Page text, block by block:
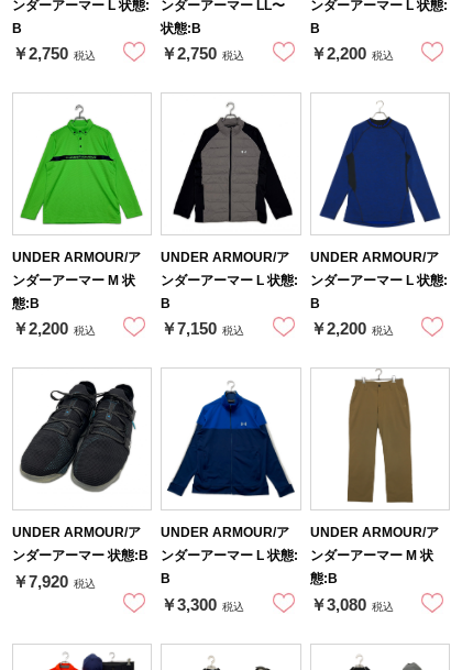
ンダーアーマー L 状態:
B
￥2,750 税込
ンダーアーマー LL〜
状態:B
￥2,750 税込
ンダーアーマー L 状態:
B
￥2,200 税込
UNDER ARMOUR/ア
ンダーアーマー M 状
態:B
￥2,200 税込
UNDER ARMOUR/ア
ンダーアーマー L 状態:
B
￥7,150 税込
UNDER ARMOUR/ア
ンダーアーマー L 状態:
B
￥2,200 税込
UNDER ARMOUR/ア
ンダーアーマー 状態:B
￥7,920 税込
UNDER ARMOUR/ア
ンダーアーマー L 状態:
B
￥3,300 税込
UNDER ARMOUR/ア
ンダーアーマー M 状
態:B
￥3,080 税込